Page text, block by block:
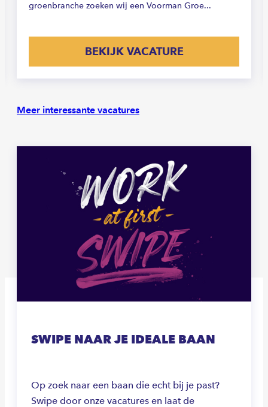
groenbranche zoeken wij een Voorman Groe...
BEKIJK VACATURE
Meer interessante vacatures
SWIPE NAAR JE IDEALE BAAN
Op zoek naar een baan die echt bij je past?
Swipe door onze vacatures en laat de